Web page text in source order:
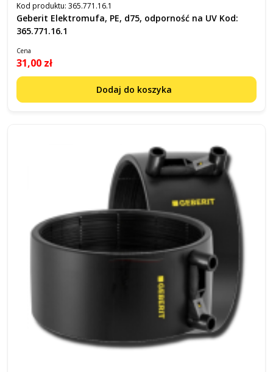
Kod produktu: 365.771.16.1
Geberit Elektromufa, PE, d75, odporność na UV Kod:
365.771.16.1
Cena
31,00 zł
Dodaj do koszyka